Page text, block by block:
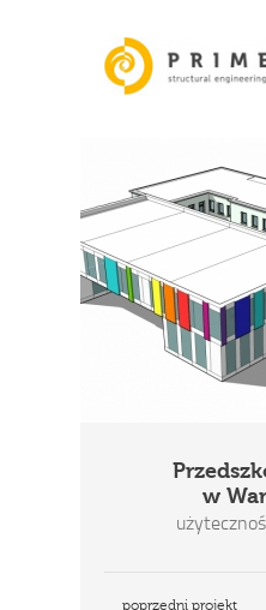
w
poprzedni projekt